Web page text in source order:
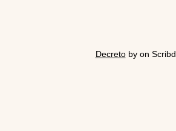
Decretoby on Scribd